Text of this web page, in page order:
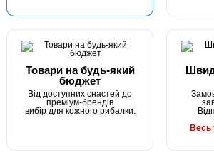
Прикормка Fanatik Часник
Товари на будь-який
бюджет
Від доступних снастей до
преміум-брендів
вибір для кожного рибалки.
Весь